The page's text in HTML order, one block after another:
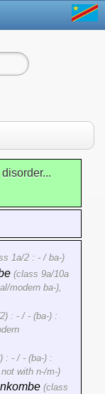
1a/2 : - / ba-)
(class 9a/10a
modern ba-),
: - / - (ba-) :
: - / - (ba-) :
with n-/m-)
(class